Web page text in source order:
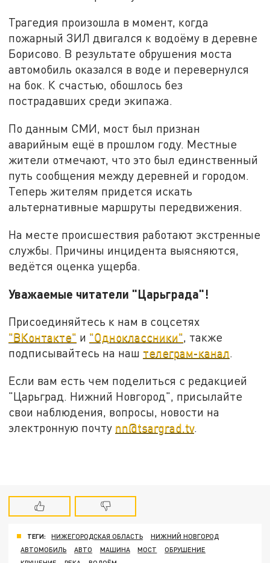
Трагедия произошла в момент, когда
пожарный ЗИЛ двигался к водоёму в деревне
Борисово. В результате обрушения моста
автомобиль оказался в воде и перевернулся
на бок. К счастью, обошлось без
пострадавших среди экипажа.
По данным СМИ, мост был признан
аварийным ещё в прошлом году. Местные
жители отмечают, что это был единственный
путь сообщения между деревней и городом.
Теперь жителям придется искать
альтернативные маршруты передвижения.
На месте происшествия работают экстренные
службы. Причины инцидента выясняются,
ведётся оценка ущерба.
Уважаемые читатели "Царьграда"!
Присоединяйтесь к нам в соцсетях
"ВКонтакте" и "Одноклассники", также
подписывайтесь на наш телеграм-канал.
Если вам есть чем поделиться с редакцией
"Царьград. Нижний Новгород", присылайте
свои наблюдения, вопросы, новости на
электронную почту nn@tsargrad.tv.
ТЕГИ: НИЖЕГОРОДСКАЯ ОБЛАСТЬ
НИЖНИЙ НОВГОРОД
АВТОМОБИЛЬ
АВТО МАШИНА МОСТ
ОБРУШЕНИЕ